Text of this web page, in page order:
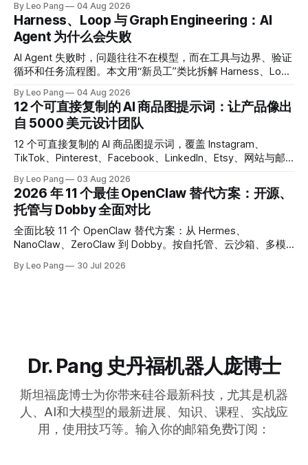
By Leo Pang 04 Aug 2026
Harness、Loop 与 Graph Engineering：AI
Agent 为什么会失败
AI Agent 失败时，问题往往不在模型，而在工具与边界、验证
循环和任务流程图。本文用“新员工”类比拆解 Harness、Loop
By Leo Pang 04 Aug 2026
12 个可直接复制的 AI 商品图提示词：让产品像出
自 5000 美元设计团队
12 个可直接复制的 AI 商品图提示词，覆盖 Instagram、
TikTok、Pinterest、Facebook、LinkedIn、Etsy、网站与邮
By Leo Pang 03 Aug 2026
2026 年 11 个最佳 OpenClaw 替代方案：开源、
托管与 Dobby 全面对比
全面比较 11 个 OpenClaw 替代方案：从 Hermes、
NanoClaw、ZeroClaw 到 Dobby。按自托管、云沙箱、多模
By Leo Pang 30 Jul 2026
Dr. Pang 史丹福机器人庞博士
斯坦福庞博士为你带来硅谷最新科技，尤其是机器
人、AI和大模型的最新进展、知识、课程、实战应
用，使用技巧等。输入你的邮箱免费订阅：